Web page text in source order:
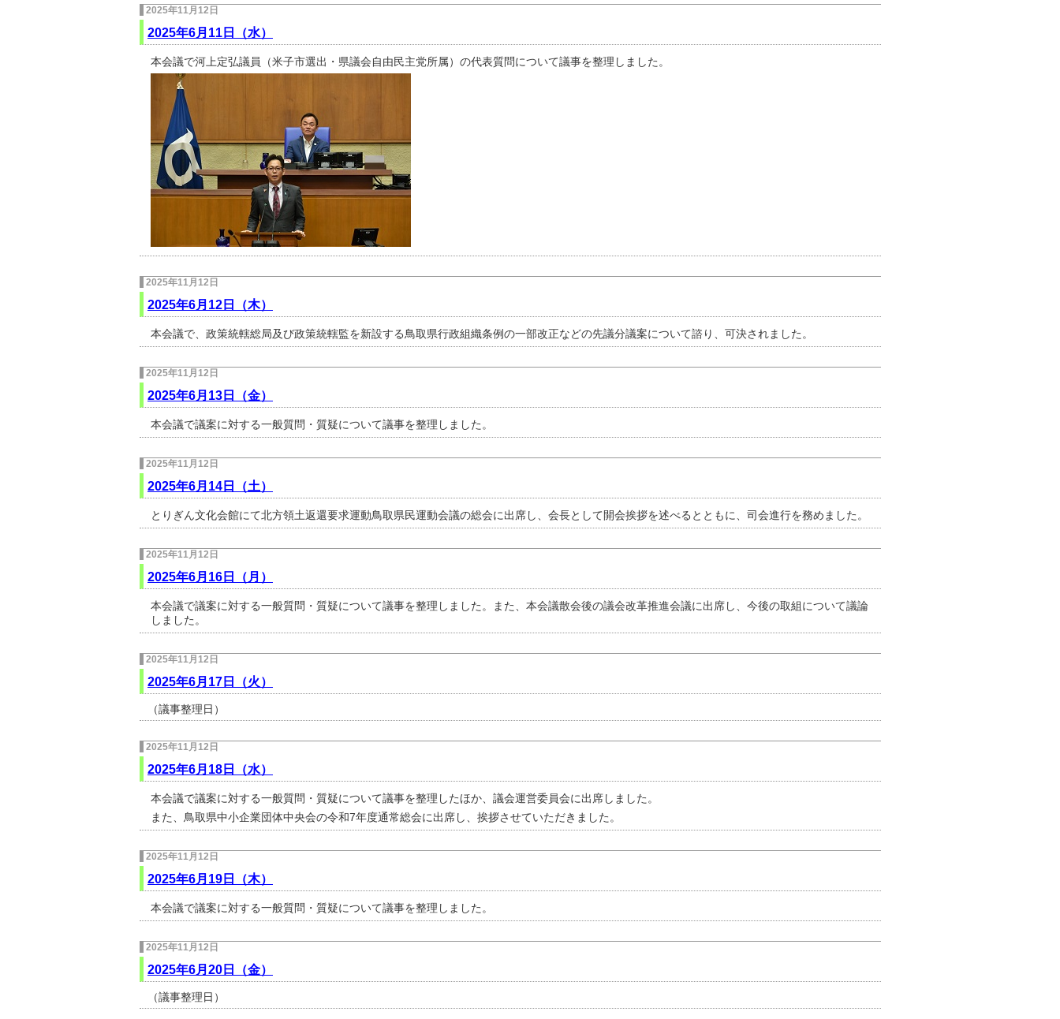
2025年11月12日
2025年6月11日（水）
本会議で河上定弘議員（米子市選出・県議会自由民主党所属）の代表質問について議事を整理しました。
2025年11月12日
2025年6月12日（木）
本会議で、政策統轄総局及び政策統轄監を新設する鳥取県行政組織条例の一部改正などの先議分議案について諮り、可決されました。
2025年11月12日
2025年6月13日（金）
本会議で議案に対する一般質問・質疑について議事を整理しました。
2025年11月12日
2025年6月14日（土）
とりぎん文化会館にて北方領土返還要求運動鳥取県民運動会議の総会に出席し、会長として開会挨拶を述べるとともに、司会進行を務めました。
2025年11月12日
2025年6月16日（月）
本会議で議案に対する一般質問・質疑について議事を整理しました。また、本会議散会後の議会改革推進会議に出席し、今後の取組について議論
しました。
2025年11月12日
2025年6月17日（火）
（議事整理日）
2025年11月12日
2025年6月18日（水）
本会議で議案に対する一般質問・質疑について議事を整理したほか、議会運営委員会に出席しました。
また、鳥取県中小企業団体中央会の令和7年度通常総会に出席し、挨拶させていただきました。
2025年11月12日
2025年6月19日（木）
本会議で議案に対する一般質問・質疑について議事を整理しました。
2025年11月12日
2025年6月20日（金）
（議事整理日）